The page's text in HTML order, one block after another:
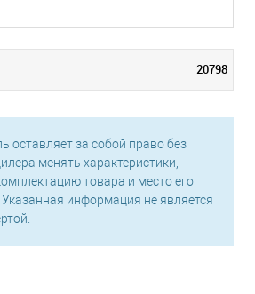
20798
оставляет за собой право без
менять характеристики,
товара и место его
информация не является